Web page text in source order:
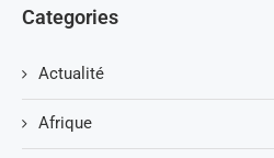
Categories
Actualité
Afrique